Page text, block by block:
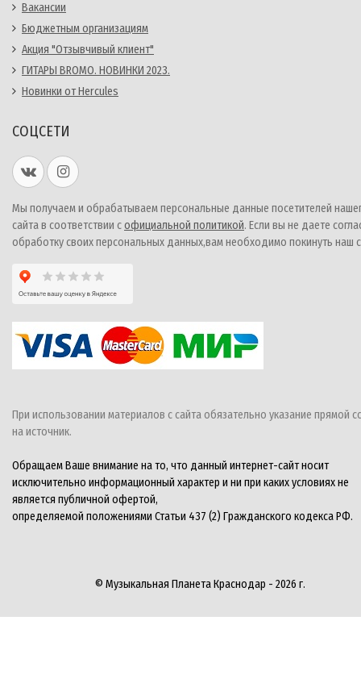
Вакансии
Бюджетным организациям
Акция "Отзывчивый клиент"
ГИТАРЫ BROMO. НОВИНКИ 2023.
Новинки от Hercules
СОЦСЕТИ
Мы получаем и обрабатываем персональные данные посетителей
сайта в соответствии софициальной политикой. Если вы не даете
обработку своих персональных данных,вам необходимо покинуть наш
При использовании материалов с сайта обязательно указание прямой
на источник.
Обращаем Ваше внимание на то, что данный интернет-сайт носит
исключительно информационный характер и ни при каких условиях не
является публичной офертой,
определяемой положениями Статьи 437 (2) Гражданского кодекса РФ.
© Музыкальная Планета Краснодар - 2026 г.